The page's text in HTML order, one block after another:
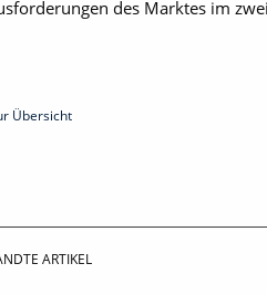
des Marktes im
Übersicht
ARTIKEL